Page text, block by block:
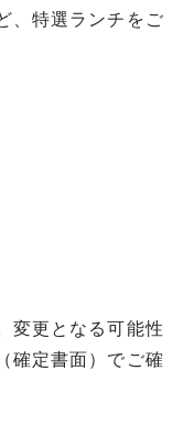
、特選ランチをご
変更となる可能性
確定書面）でご確